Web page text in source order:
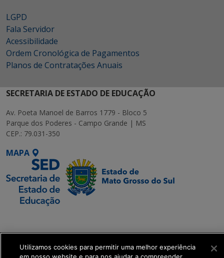
LGPD
Fala Servidor
Acessibilidade
Ordem Cronológica de Pagamentos
Planos de Contratações Anuais
SECRETARIA DE ESTADO DE EDUCAÇÃO
Av. Poeta Manoel de Barros 1779 - Bloco 5
Parque dos Poderes - Campo Grande | MS
CEP.: 79.031-350
MAPA
Executiva de
Transformação Digital
Utilizamos cookies para permitir uma melhor experiência